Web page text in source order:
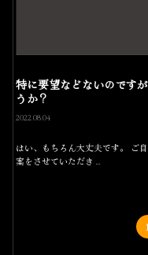
特に要望などないのです
うか？
2022.08.04
はい、もちろん大丈夫です。 ご
案をさせていただき…